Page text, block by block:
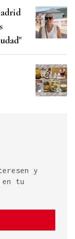
y
tu